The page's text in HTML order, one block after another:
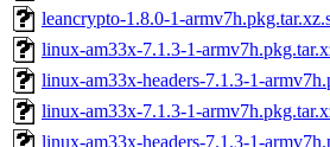
leancrypto-1.8.0-1-
linux-am33x-7.1.3-1-
linux-am33x-headers-7.1.3-1-
linux-am33x-7.1.3-1-
linux-am33x-headers-7.1.3-1-